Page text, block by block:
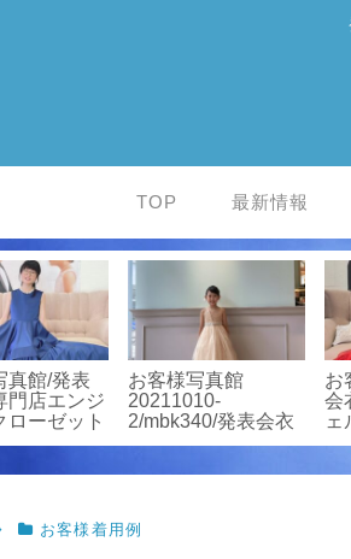
TOP 最新情報
真館/発表
門店エンジ
ローゼット
お客様写真館
20211010-
2/mbk340/発表会衣
装専門店エンジェル
お
会
ェ
お客様着用例